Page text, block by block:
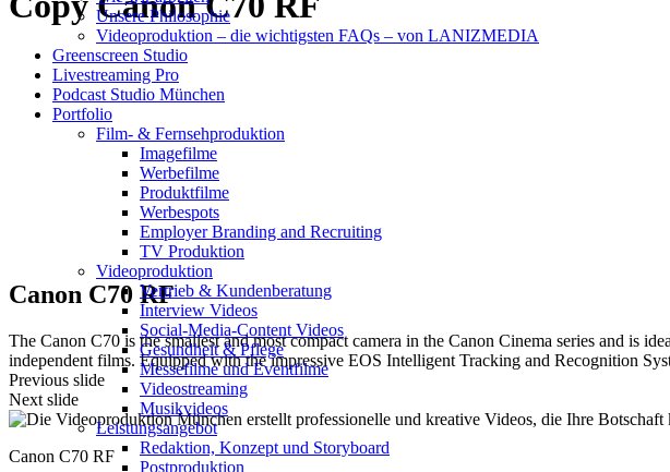
Unsere Philosophie
Videoproduktion – die wichtigsten FAQs – von LANIZMEDIA
Greenscreen Studio
Livestreaming Pro
Podcast Studio München
Portfolio
Film- & Fernsehproduktion
Imagefilme
Werbefilme
Produktfilme
Werbespots
Employer Branding and Recruiting
TV Produktion
Videoproduktion
Vertrieb & Kundenberatung
Interview Videos
Social-Media-Content Videos
Gesundheit & Pflege
Mes­se­filme und Eventfilme
Video­strea­ming
Musikvideos
Leis­tungs­an­ge­bot
Redak­ti­on, Kon­zept und Storyboard
Post­pro­duk­ti­on
Canon C70 RF
The Canon C70 is the smallest and most compact camera in the Canon Cinema series and is
independent films. Equipped with the impressive EOS Intelligent Tracking and Recognition
Previous slide
Next slide
Canon C70 RF